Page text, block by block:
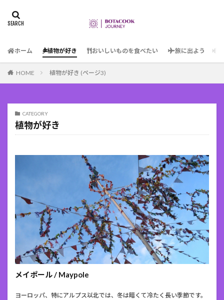
ホーム 植物が好き おいしいものを食べたい 旅に出よう
HOME 植物が好き (ページ3)
CATEGORY
植物が好き
メイポール / Maypole
ヨーロッパ、特にアルプス以北では、冬は暗くて冷たく長い季節です。